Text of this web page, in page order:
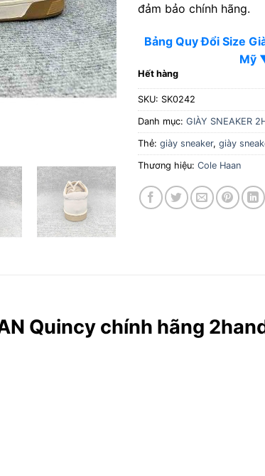
đảm bảo chính hãng.
Bảng Quy Đổi Size
Mỹ
Hết hàng
SKU: SK0242
Danh mục: GIÀY SNEAKER
Thẻ: giày sneaker, giày
Thương hiệu: Cole Haan
Quincy chính hãng